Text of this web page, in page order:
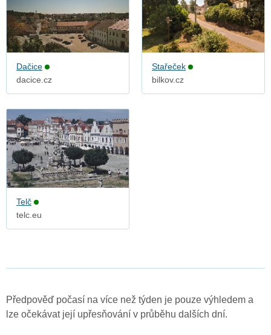
Dačice
dacice.cz
Stařeček
bilkov.cz
Telč
telc.eu
Předpověď počasí na více než týden je pouze výhledem a
lze očekávat její upřesňování v průběhu dalších dní.